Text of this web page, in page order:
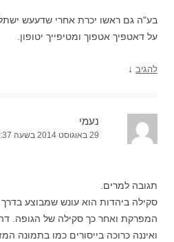
בע"ה גם ראשו יכרת אחרי שדעעש
על דאטפיך אטפוך ומטיפייך יטופון.
להגיב ↓
נעמי
29 באוגוסט 2014 בשעה 16:37
תגובה למרים.
סקילה ביהדות הוא עונש שמבוצע
המפרקת ואחר כך סקילה של הגופה.
ואיננה כרוכה בייסורים כמו בתמונה